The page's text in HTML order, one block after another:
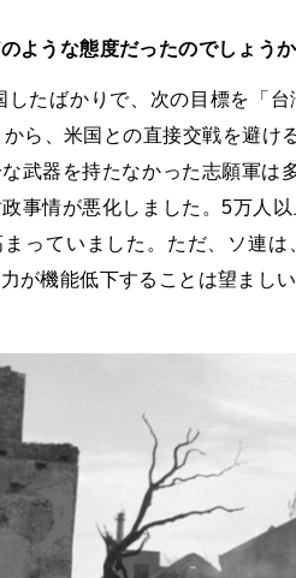
うな態度だったのでしょうか
したばかりで、次の目標を「
ら、米国との直接交戦を避け
武器を持たなかった志願軍は
事情が悪化しました。5万人
っていました。ただ、ソ連
が機能低下することは望まし